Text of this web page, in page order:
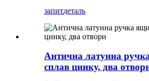
запитдеталь
Антична латунна
сплав цинку, два